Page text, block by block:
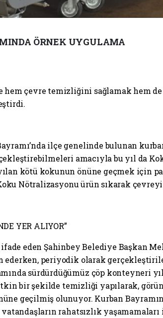
ÖRNEK UYGULAMA
çevre temizliğini sağlamak hem
ilçe genelinde bulunan
amacıyla bu yıl da
kötü kokunun önüne geçmek için
Nötralizasyonu ürün sıkarak
YER ALIYOR”
eden Şahinbey Belediye Başkan
ederken, periyodik olarak
sürdürdüğümüz çöp konteyneri
bir şekilde temizliği yapılarak,
geçilmiş olunuyor. Kurban
rahatsızlık